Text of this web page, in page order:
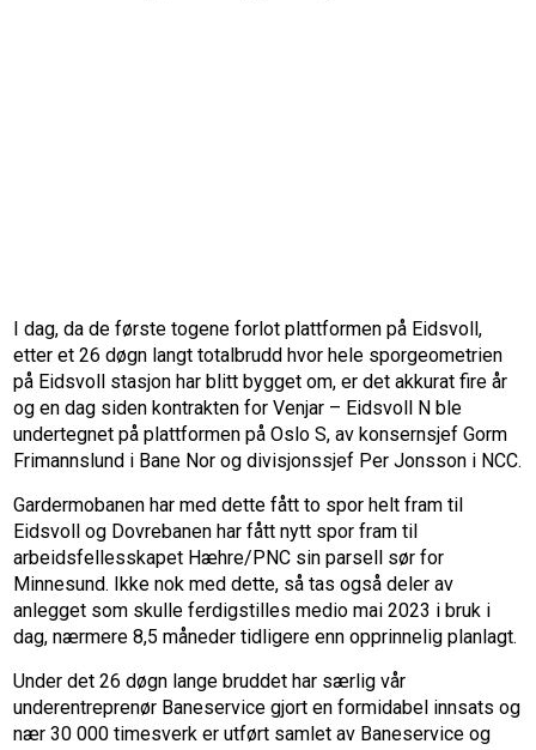
I dag, da de første togene forlot plattformen på Eidsvoll,
etter et 26 døgn langt totalbrudd hvor hele sporgeometrien
på Eidsvoll stasjon har blitt bygget om, er det akkurat fire år
og en dag siden kontrakten for Venjar – Eidsvoll N ble
undertegnet på plattformen på Oslo S, av konsernsjef Gorm
Frimannslund i Bane Nor og divisjonssjef Per Jonsson i NCC.
Gardermobanen har med dette fått to spor helt fram til
Eidsvoll og Dovrebanen har fått nytt spor fram til
arbeidsfellesskapet Hæhre/PNC sin parsell sør for
Minnesund. Ikke nok med dette, så tas også deler av
anlegget som skulle ferdigstilles medio mai 2023 i bruk i
dag, nærmere 8,5 måneder tidligere enn opprinnelig planlagt.
Under det 26 døgn lange bruddet har særlig vår
underentreprenør Baneservice gjort en formidabel innsats og
nær 30 000 timesverk er utført samlet av Baneservice og